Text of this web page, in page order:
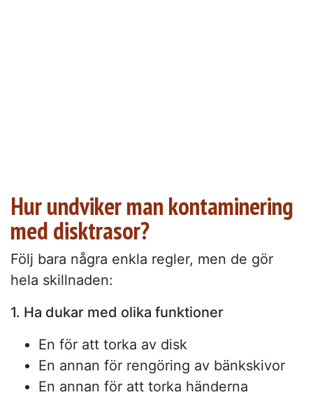
Hur undviker man kontaminering
med disktrasor?
Följ bara några enkla regler, men de gör
hela skillnaden:
1. Ha dukar med olika funktioner
En för att torka av disk
En annan för rengöring av bänkskivor
En annan för att torka händerna